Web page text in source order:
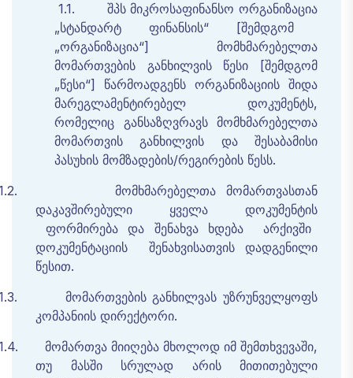
1.1.
შპს მიკროსაფინანსო ორგანიზაცია
„სტანდარტ ფინანსის“ [შემდგომ
„ორგანიზაცია“] მომხმარებელთა
მომართვების განხილვის წესი [შემდგომ
„წესი“] წარმოადგენს ორგანიზაციის შიდა
მარეგლამენტირებელ
დოკუმენტს,
რომელიც განსაზღვრავს მომხმარებელთა
მომართვის
განხილვის და
შესაბამისი
პასუხის მომზადების/რეგირების წესს.
მომხმარებელთა
მომართვასთან
დაკავშირებული
ყველა
დოკუმენტის
ფორმირება
და შენახვა ხდება
არქივში
დოკუმენტაციის
შენახვისათვის
დადგენილი
წესით.
მომართვების განხილვას უზრუნველყოფს
კომპანიის დირექტორი.
მომართვა მიიღება მხოლოდ იმ შემთხვევაში,
თუ
მასში სრულად არის
მითითებული